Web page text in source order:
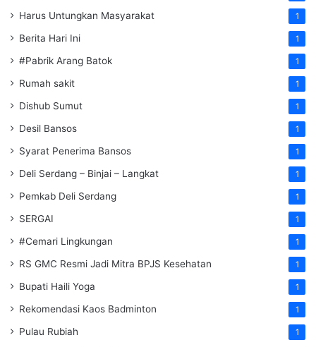
Harus Untungkan Masyarakat 1
Berita Hari Ini 1
#Pabrik Arang Batok 1
Rumah sakit 1
Dishub Sumut 1
Desil Bansos 1
Syarat Penerima Bansos 1
Deli Serdang – Binjai – Langkat 1
Pemkab Deli Serdang 1
SERGAI 1
#Cemari Lingkungan 1
RS GMC Resmi Jadi Mitra BPJS Kesehatan 1
Bupati Haili Yoga 1
Rekomendasi Kaos Badminton 1
Pulau Rubiah 1